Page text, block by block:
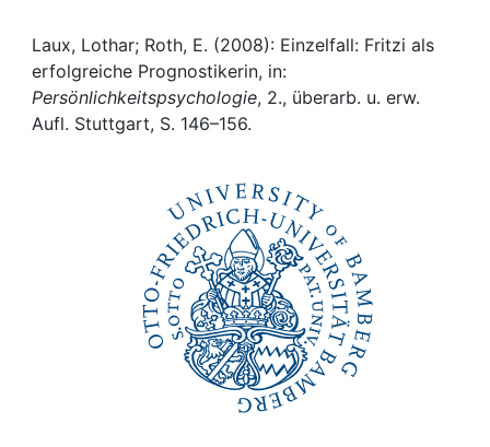
Institutions
Awards
Laux, Lothar; Roth, E. (2008): Einzelfall: Fritzi als
erfolgreiche Prognostikerin, in:
Persönlichkeitspsychologie, 2., überarb. u. erw.
Aufl. Stuttgart, S. 146–156.